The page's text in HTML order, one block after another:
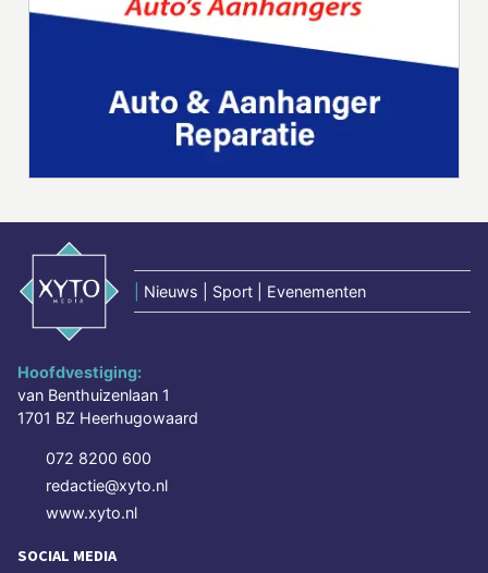
Nieuws | Sport | Evenementen
Hoofdvestiging:
van Benthuizenlaan 1
1701 BZ Heerhugowaard
072 8200 600
redactie@xyto.nl
www.xyto.nl
SOCIAL MEDIA